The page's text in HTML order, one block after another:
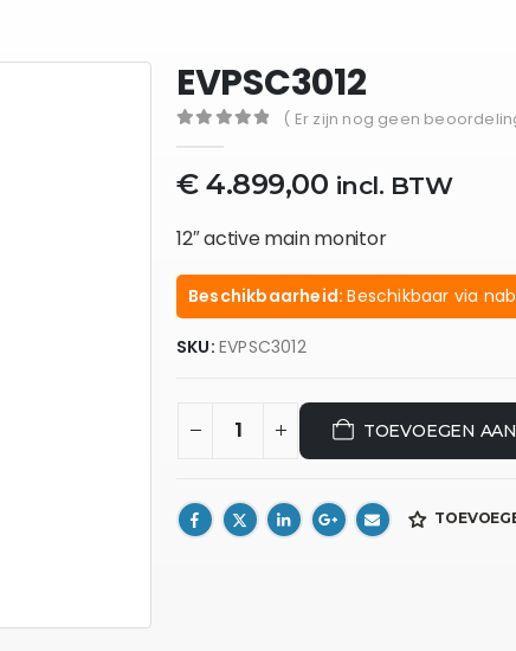
EVPSC3012
( Er zijn nog geen
€4.899,00 incl. BTW
12″ active main monitor
Beschikbaarheid:Beschikbaar via
SKU: EVPSC3012
TOEVOEGEN